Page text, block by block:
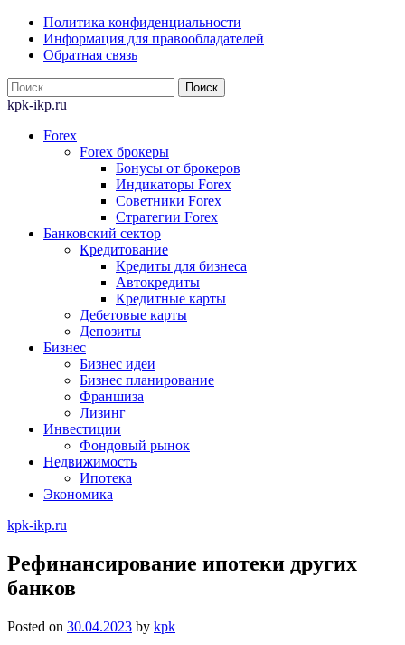
Skip
content
Политика конфиденциальности
Информация для правообладателей
Обратная связь
Найти:
kpk-ikp.ru
Forex
Forex брокеры
Бонусы от брокеров
Индикаторы Forex
Советники Forex
Стратегии Forex
Банковский сектор
Кредитование
Кредиты для бизнеса
Автокредиты
Кредитные карты
Дебетовые карты
Депозиты
Бизнес
Бизнес идеи
Бизнес планирование
Франшиза
Лизинг
Инвестиции
Фондовый рынок
Недвижимость
Ипотека
Экономика
kpk-ikp.ru
Рефинансирование ипотеки других
банков
Posted on 30.04.2023 by kpk